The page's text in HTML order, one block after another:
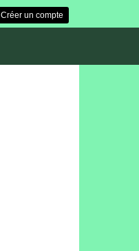
Créer un compte